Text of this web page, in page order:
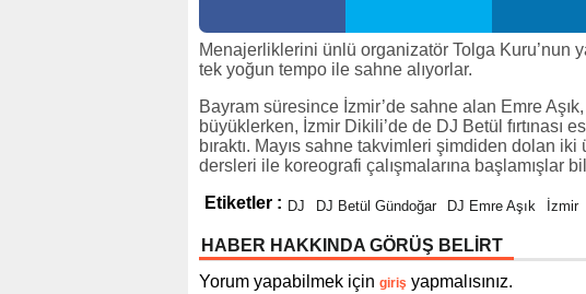
Menajerliklerini ünlü organizatör Tolga Kuru’nun
tek yoğun tempo ile sahne alıyorlar.
Bayram süresince İzmir’de sahne alan Emre
büyüklerken, İzmir Dikili’de de DJ Betül fırtınası
bıraktı. Mayıs sahne takvimleri şimdiden dolan
dersleri ile koreografi çalışmalarına başlamışlar
Etiketler : DJ DJ Betül Gündoğar DJ Emre Aşık İzmir
HABER HAKKINDA GÖRÜŞ BELİRT
Yorum yapabilmek için giriş yapmalısınız.